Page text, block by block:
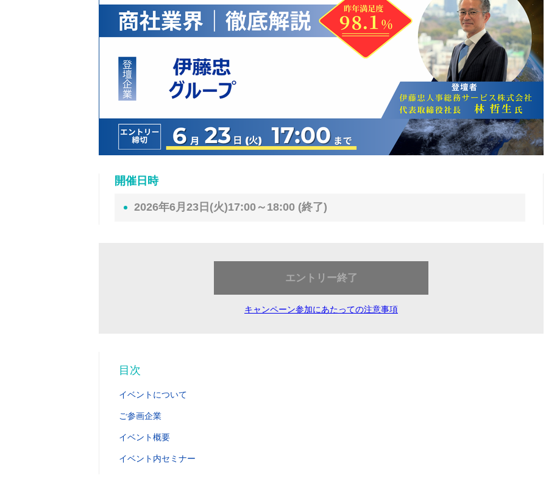
開催日時
2026年6月23日(火)17:00～18:00 (終了)
エントリー終了
キャンペーン参加にあたっての注意事項
目次
イベントについて
ご参画企業
イベント概要
イベント内セミナー